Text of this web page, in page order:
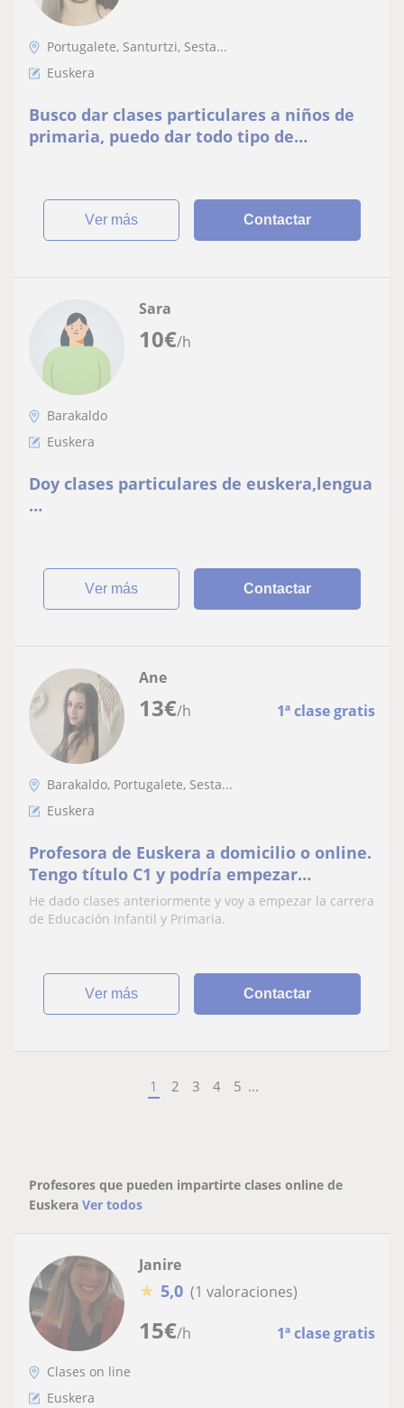
Portugalete, Santurtzi, Sesta...
Euskera
Busco dar clases particulares a niños de
primaria, puedo dar todo tipo de
ver más Contactar
10€/h
Sara
Barakaldo
Euskera
Doy clases particulares de euskera,lengua
…
ver más Contactar
13€/h 1ª clase gratis
Ane
Barakaldo, Portugalete, Sesta...
Euskera
Profesora de Euskera a domicilio o online.
Tengo título C1 y podría empezar
inmediatamente. Habladme para
cualquier duda o consulta, respondo
He dado clases anteriormente y voy a empezar la carrera
de Educación Infantil y Primaria.
ver más Contactar
1 2 3 4 5 ...
Profesores que pueden impartirte clases online de
Euskera Ver todos
15€/h 1ª clase gratis
Janire
★ 5,0 (1 valoraciones)
Clases on line
Euskera